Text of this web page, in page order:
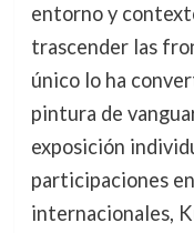
entorno y
trascender las
único lo ha
pintura de
exposición
participaciones
internacionales,